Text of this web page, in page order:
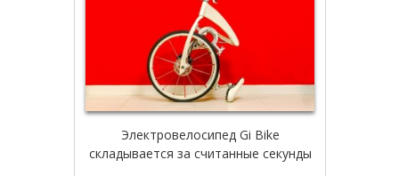
Электровелосипед Gi Bike
складывается за считанные секунды